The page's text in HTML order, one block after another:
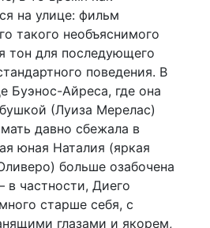
на улице: фильм
такого необъяснимого
тон для последующего
поведения. В
Буэнос-Айреса, где она
(Луиза Мерелас)
давно сбежала в
юная Наталия (яркая
больше озабочена
частности, Диего
старше себя, с
глазами и якорем,